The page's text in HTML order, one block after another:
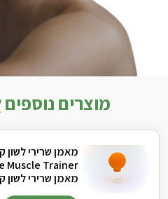
מוצרים נוספים
מאמן שרירי לשון
Muscle Trainer
מאמן שרירי לשון